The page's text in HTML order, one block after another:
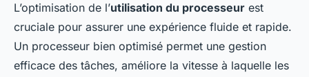
L’optimisation de l’utilisation du processeur est
cruciale pour assurer une expérience fluide et rapide.
Un processeur bien optimisé permet une gestion
efficace des tâches, améliore la vitesse à laquelle les